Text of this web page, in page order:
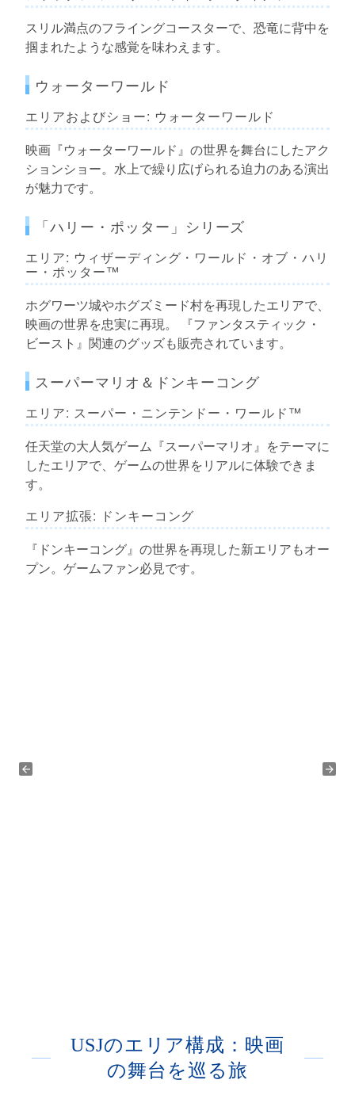
スリル満点のフライングコースターで、恐竜に背中を
掴まれたような感覚を味わえます。
ウォーターワールド
エリアおよびショー: ウォーターワールド
映画『ウォーターワールド』の世界を舞台にしたアク
ションショー。水上で繰り広げられる迫力のある演出
が魅力です。
「ハリー・ポッター」シリーズ
エリア: ウィザーディング・ワールド・オブ・ハリ
ー・ポッター™
ホグワーツ城やホグズミード村を再現したエリアで、
映画の世界を忠実に再現。 『ファンタスティック・
ビースト』関連のグッズも販売されています。
スーパーマリオ＆ドンキーコング
エリア: スーパー・ニンテンドー・ワールド™
任天堂の大人気ゲーム『スーパーマリオ』をテーマに
したエリアで、ゲームの世界をリアルに体験できま
す。
エリア拡張: ドンキーコング
『ドンキーコング』の世界を再現した新エリアもオー
プン。ゲームファン必見です。
USJのエリア構成：映画
の舞台を巡る旅